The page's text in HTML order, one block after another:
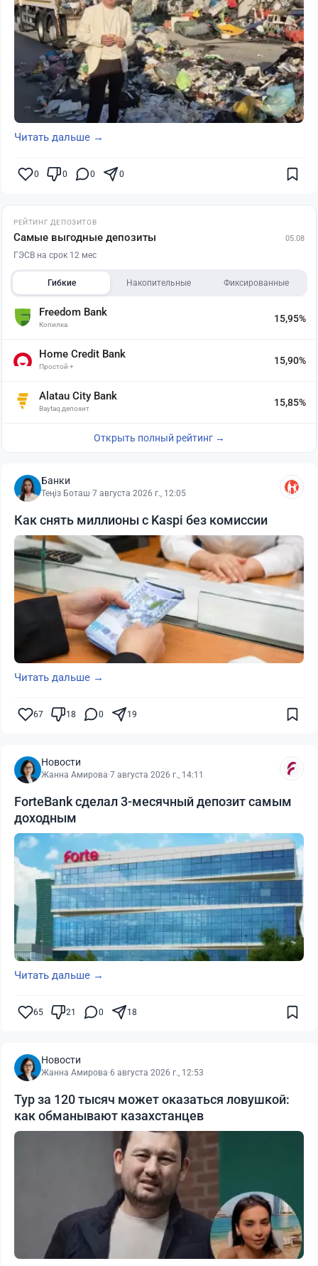
Читать дальше →
0 0 0 0
РЕЙТИНГ ДЕПОЗИТОВ
Самые выгодные депозиты 05.08
ГЭСВ на срок 12 мес
Гибкие Накопительные Фиксированные
Freedom Bank
Копилка
15,95%
Home Credit Bank
Простой +
15,90%
Alatau City Bank
Baytaq депозит
15,85%
Открыть полный рейтинг →
Банки
Теңіз Боташ·7 августа 2026 г., 12:05
Как снять миллионы с Kaspi без комиссии
Читать дальше →
67 18 0 19
Новости
Жанна Амирова·7 августа 2026 г., 14:11
ForteBank сделал 3-месячный депозит самым
доходным
Читать дальше →
65 21 0 18
Новости
Жанна Амирова·6 августа 2026 г., 12:53
Тур за 120 тысяч может оказаться ловушкой:
как обманывают казахстанцев